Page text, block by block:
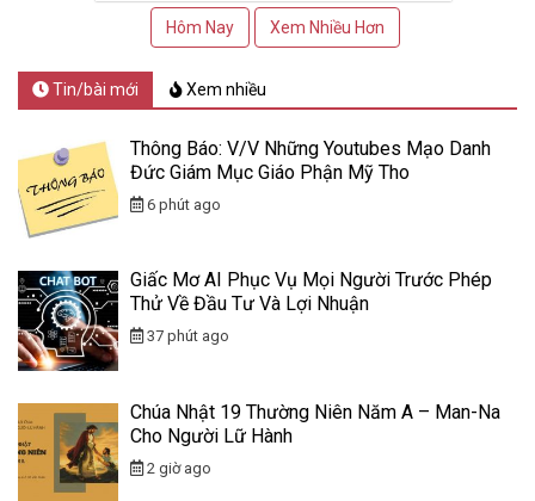
Hôm Nay Xem Nhiều Hơn
Tin/bài mới Xem nhiều
Thông Báo: V/v Những Youtubes Mạo Danh
Đức Giám Mục Giáo Phận Mỹ Tho
6 phút ago
Giấc Mơ AI Phục Vụ Mọi Người Trước Phép
Thử Về Đầu Tư Và Lợi Nhuận
37 phút ago
Chúa Nhật 19 Thường Niên Năm A – Man-Na
Cho Người Lữ Hành
2 giờ ago